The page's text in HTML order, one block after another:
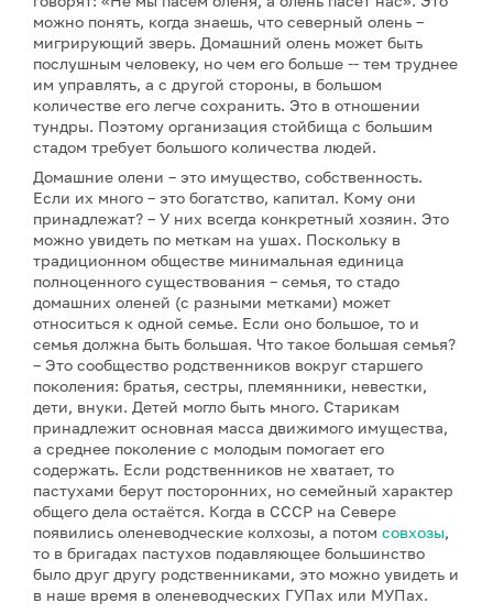
можно понять, когда знаешь, что северный олень –
мигрирующий зверь. Домашний олень может быть
послушным человеку, но чем его больше -- тем труднее
им управлять, а с другой стороны, в большом
количестве его легче сохранить. Это в отношении
тундры. Поэтому организация стойбища с большим
стадом требует большого количества людей.
Домашние олени – это имущество, собственность.
Если их много – это богатство, капитал. Кому они
принадлежат? – У них всегда конкретный хозяин. Это
можно увидеть по меткам на ушах. Поскольку в
традиционном обществе минимальная единица
полноценного существования – семья, то стадо
домашних оленей (с разными метками) может
относиться к одной семье. Если оно большое, то и
семья должна быть большая. Что такое большая семья?
– Это сообщество родственников вокруг старшего
поколения: братья, сестры, племянники, невестки,
дети, внуки. Детей могло быть много. Старикам
принадлежит основная масса движимого имущества,
а среднее поколение с молодым помогает его
содержать. Если родственников не хватает, то
пастухами берут посторонних, но семейный характер
общего дела остаётся. Когда в СССР на Севере
появились оленеводческие колхозы, а потом совхозы,
то в бригадах пастухов подавляющее большинство
было друг другу родственниками, это можно увидеть и
в наше время в оленеводческих ГУПах или МУПах.